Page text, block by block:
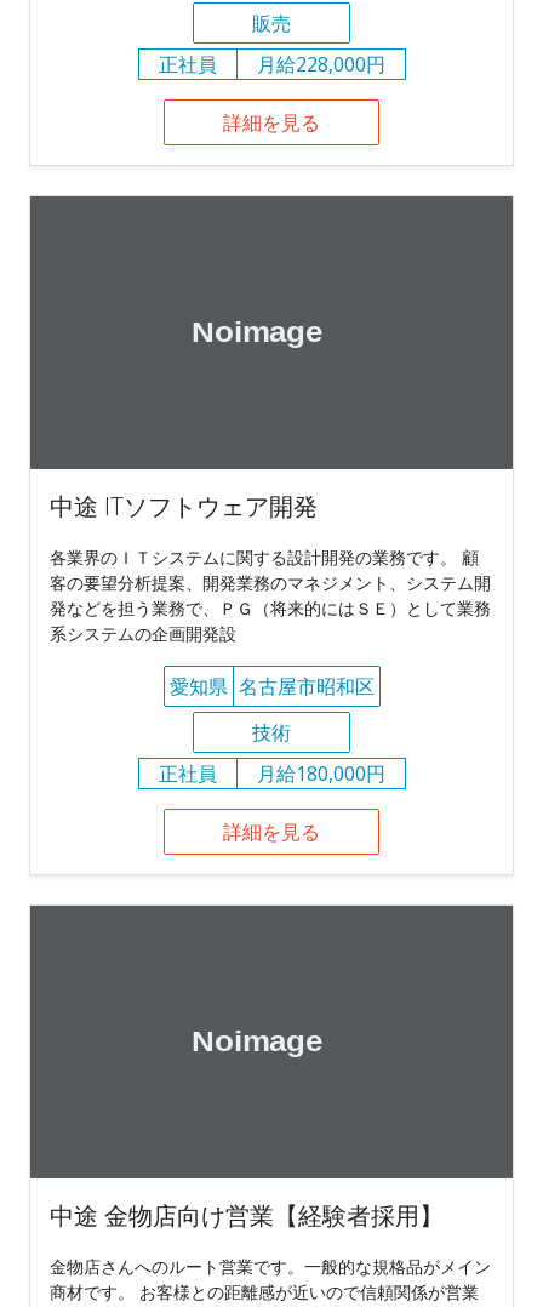
販売
正社員
月給228,000円
詳細を見る
中途 ITソフトウェア開発
各業界のＩＴシステムに関する設計開発の業務です。 顧
客の要望分析提案、開発業務のマネジメント、システム開
発などを担う業務で、ＰＧ（将来的にはＳＥ）として業務
系システムの企画開発設
愛知県 名古屋市昭和区
技術
正社員
月給180,000円
詳細を見る
中途 金物店向け営業【経験者採用】
金物店さんへのルート営業です。一般的な規格品がメイン
商材です。 お客様との距離感が近いので信頼関係が営業